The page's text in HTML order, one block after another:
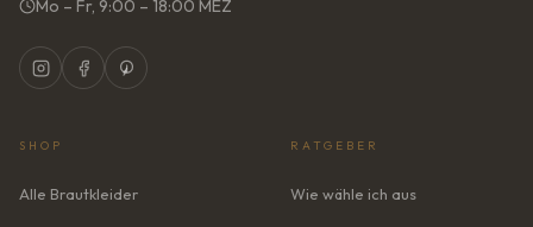
Mo – Fr, 9:00 – 18:00 MEZ
SHOP
Alle Brautkleider
RATGEBER
Wie wähle ich aus